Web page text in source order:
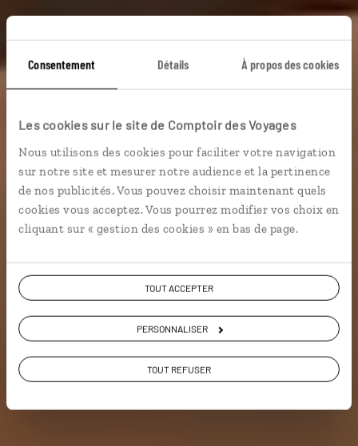
Consentement Détails À propos des cookies
Les cookies sur le site de Comptoir des Voyages
Nous utilisons des cookies pour faciliter votre navigation
sur notre site et mesurer notre audience et la pertinence
de nos publicités. Vous pouvez choisir maintenant quels
cookies vous acceptez. Vous pourrez modifier vos choix en
cliquant sur « gestion des cookies » en bas de page.
TOUT ACCEPTER
PERSONNALISER
TOUT REFUSER
Au pays de l’encens
Circuit autotour omanais, de Mascate au Dhofar.
Voyager en décalé